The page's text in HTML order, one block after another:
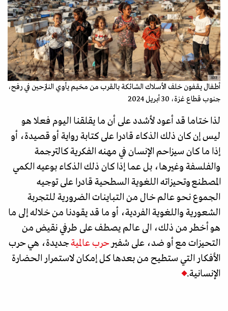
AFP
أطفال يقفون خلف الأسلاك الشائكة بالقرب من مخيم يأوي النازحين في رفح،
جنوب قطاع غزة، 30 أبريل 2024
لذا ختاما قد أعود لأشدد على أن ما يقلقنا اليوم فعلا هو
ليس إن كان ذلك الذكاء قادرا على كتابة رواية أو قصيدة، أو
إذا ما كان سيزاحم الإنسان في مهنه الفكرية كالترجمة
والفلسفة وغيرها، بل عما إذا كان ذلك الذكاء بوعيه الكمي
المصطنع وتحيزاته اللغوية السطحية قادرا على توجيه
الجموع نحو عالم خال من التباينات الضرورية للتجربة
الشعورية واللغوية الفردية، أو ما قد يقودنا من خلاله إلى ما
هو أخطر من ذلك، الى عالم يصطف على طرفي نقيض من
التحيزات مع أو ضد، على شفير حرب عالميةجديدة، هي حرب
الأفكار التي ستطيح من بعدها كل إمكان لاستمرار الحضارة
الإنسانية.